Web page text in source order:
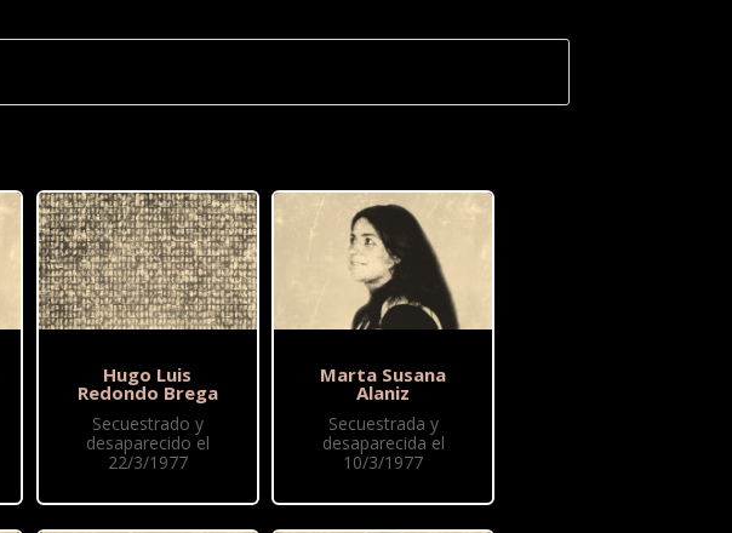
Hugo Luis
Redondo Brega
Secuestrado y
desaparecido el
22/3/1977
Marta Susana
Alaniz
Secuestrada y
desaparecida el
10/3/1977